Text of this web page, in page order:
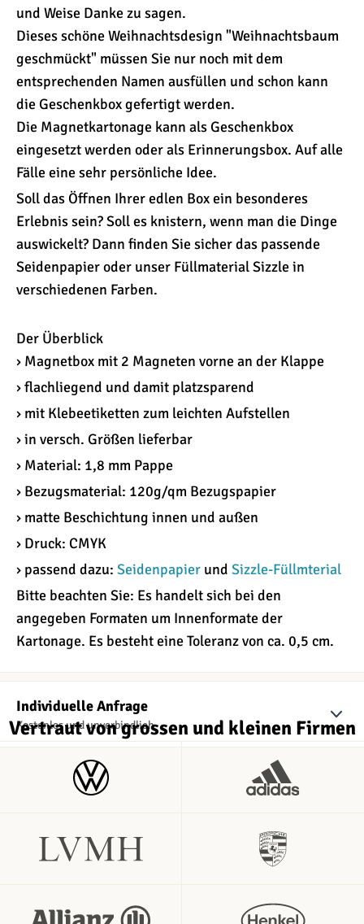
und Weise Danke zu sagen.
Dieses schöne Weihnachtsdesign "Weihnachtsbaum
geschmückt" müssen Sie nur noch mit dem
entsprechenden Namen ausfüllen und schon kann
die Geschenkbox gefertigt werden.
Die Magnetkartonage kann als Geschenkbox
eingesetzt werden oder als Erinnerungsbox. Auf alle
Fälle eine sehr persönliche Idee.
Soll das Öffnen Ihrer edlen Box ein besonderes
Erlebnis sein? Soll es knistern, wenn man die Dinge
auswickelt? Dann finden Sie sicher das passende
Seidenpapier oder unser Füllmaterial Sizzle in
verschiedenen Farben.
Der Überblick
› Magnetbox mit 2 Magneten vorne an der Klappe
› flachliegend und damit platzsparend
› mit Klebeetiketten zum leichten Aufstellen
› in versch. Größen lieferbar
› Material: 1,8 mm Pappe
› Bezugsmaterial: 120g/qm Bezugspapier
› matte Beschichtung innen und außen
› Druck: CMYK
› passend dazu: Seidenpapier und Sizzle-Füllmterial
Bitte beachten Sie: Es handelt sich bei den
angegeben Formaten um Innenformate der
Kartonage. Es besteht eine Toleranz von ca. 0,5 cm.
Individuelle Anfrage
Kostenlos und unverbindlich
Vertraut von grossen und kleinen Firmen